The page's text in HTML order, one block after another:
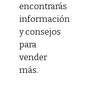
encontrarás
información
y consejos
para
vender
más.